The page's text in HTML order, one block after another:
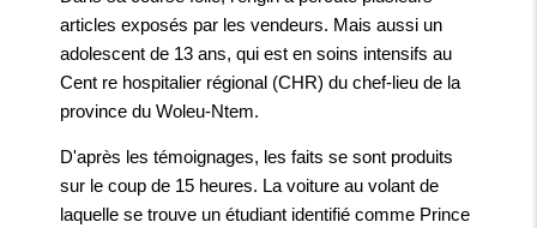
articles exposés par les vendeurs. Mais aussi un
adolescent de 13 ans, qui est en soins intensifs au
Cent re hospitalier régional (CHR) du chef-lieu de la
province du Woleu-Ntem.
D'après les témoignages, les faits se sont produits
sur le coup de 15 heures. La voiture au volant de
laquelle se trouve un étudiant identifié comme Prince